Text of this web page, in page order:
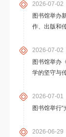
2026-07-02
图书馆举办
作、出版和
2026-07-02
图书馆举办
学的坚守与
2026-07-01
图书馆举行
2026-06-29